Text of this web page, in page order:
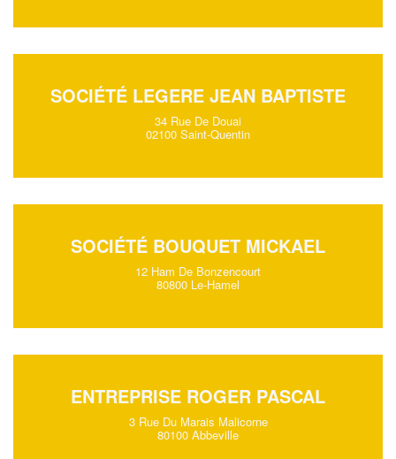
SOCIÉTÉ LEGERE JEAN BAPTISTE
34 Rue De Douai
02100 Saint-Quentin
SOCIÉTÉ BOUQUET MICKAEL
12 Ham De Bonzencourt
80800 Le-Hamel
ENTREPRISE ROGER PASCAL
3 Rue Du Marais Malicorne
80100 Abbeville